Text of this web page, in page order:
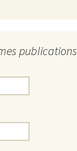
publications